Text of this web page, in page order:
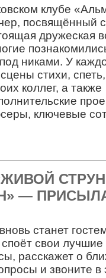
клубе
посвящённый
дружеская
никами. У
стихи,
коллег, а также
ключевые
—
станет
свои
расскажет о
и звоните